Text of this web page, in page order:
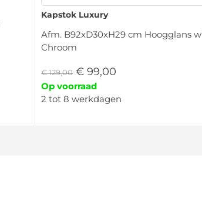
Kapstok Luxury
Afm. B92xD30xH29 cm Hoogglans
Chroom
€129,00 € 99,00
Op voorraad
2 tot 8 werkdagen